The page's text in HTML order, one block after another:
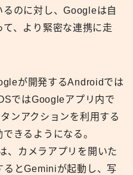
のに対し、Googleは自
、より緊密な連携に走
が開発するAndroidでは
ではGoogleアプリ内で
ンアクションを利用する
きるようになる。
、カメラアプリを開いた
るとGeminiが起動し、写